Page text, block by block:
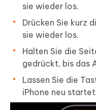
sie wieder los.
Drücken Sie kurz
sie wieder los.
Halten Sie die
gedrückt, bis das
Lassen Sie die
iPhone neu